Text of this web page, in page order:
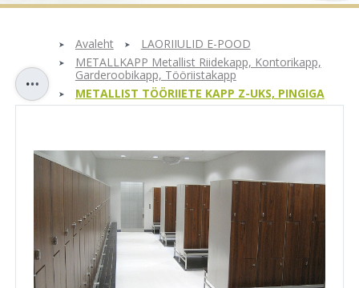
Avaleht
LAORIIULID E-POOD
METALLKAPP Metallist Riidekapp, Kontorikapp,
Garderoobikapp, Tööriistakapp
METALLIST TÖÖRIIETE KAPP Z-UKS, PINGIGA